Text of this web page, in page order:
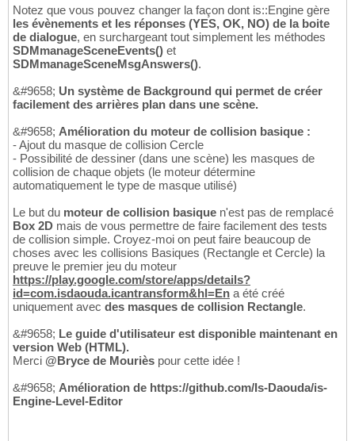
Notez que vous pouvez changer la façon dont is::Engine gère
les évènements et les réponses (YES, OK, NO) de la boite
de dialogue, en surchargeant tout simplement les méthodes
SDMmanageSceneEvents() et
SDMmanageSceneMsgAnswers().
&#9658; Un système de Background qui permet de créer
facilement des arrières plan dans une scène.
&#9658; Amélioration du moteur de collision basique :
- Ajout du masque de collision Cercle
- Possibilité de dessiner (dans une scène) les masques de
collision de chaque objets (le moteur détermine
automatiquement le type de masque utilisé)
Le but du moteur de collision basique n'est pas de remplacé
Box 2D mais de vous permettre de faire facilement des tests
de collision simple. Croyez-moi on peut faire beaucoup de
choses avec les collisions Basiques (Rectangle et Cercle) la
preuve le premier jeu du moteur
https://play.google.com/store/apps/details?
id=com.isdaouda.icantransform&hl=En a été créé
uniquement avec des masques de collision Rectangle.
&#9658; Le guide d'utilisateur est disponible maintenant en
version Web (HTML).
Merci @Bryce de Mouriès pour cette idée !
&#9658; Amélioration de https://github.com/Is-Daouda/is-
Engine-Level-Editor